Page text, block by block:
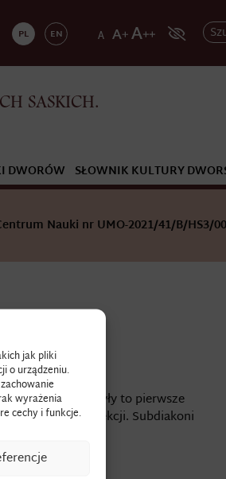
jak pliki
o urządzeniu.
wyrażenia
cechy i funkcje.
PL EN
SASKICH.
DWORÓW SŁOWNIK KULTURY
Nauki nr UMO-2021/41/B/HS3/
były to pierwsze
i śpiewania lekcji. Subdiakoni